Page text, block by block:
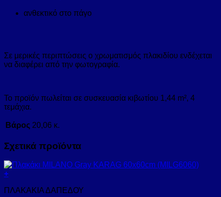
ανθεκτικό στο πάγο
Σε μερικές περιπτώσεις ο χρωματισμός πλακιδίου ενδέχεται
να διαφέρει από την φωτογραφία.
Το προϊόν πωλείται σε συσκευασία κιβωτίου 1,44 m², 4
τεμάχια.
Βάρος 20,06 κ.
Σχετικά προϊόντα
+
ΠΛΑΚΑΚΙΑ ΔΑΠΕΔΟΥ